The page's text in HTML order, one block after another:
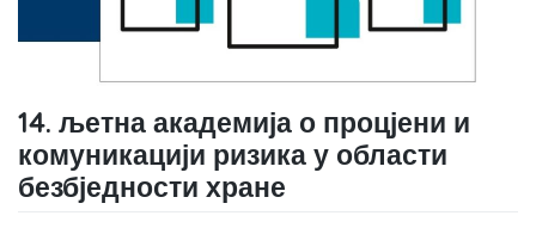
14. љетна академија о процјени и
комуникацији ризика у области
безбједности хране